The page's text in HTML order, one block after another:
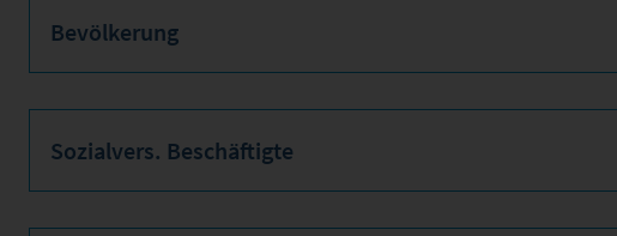
Bevölkerung
Sozialvers. Beschäftigte